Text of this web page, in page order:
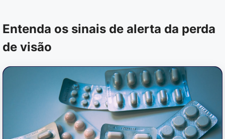
Entenda os sinais de alerta da perda
de visão